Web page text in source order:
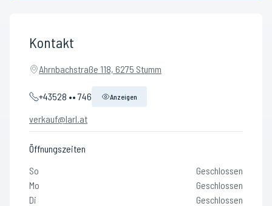
Kontakt
Ahrnbachstraße 118, 6275 Stumm
+43528 •• 746 Anzeigen
verkauf@larl.at
Öffnungszeiten
So
Geschlossen
Mo
Geschlossen
Di
Geschlossen